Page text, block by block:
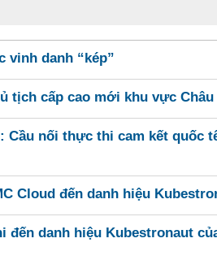
vinh danh “kép”
tịch cấp cao mới khu vực Châu
Cầu nối thực thi cam kết quốc
Cloud đến danh hiệu
đến danh hiệu Kubestronaut